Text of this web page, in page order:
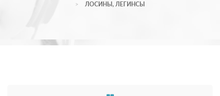
ЛОСИНЫ, ЛЕГИНСЫ